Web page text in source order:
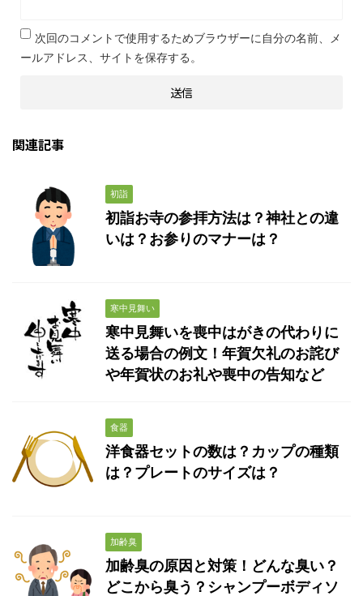
次回のコメントで使用するためブラウザーに自分の名前、メ
ールアドレス、サイトを保存する。
関連記事
初詣
初詣お寺の参拝方法は？神社との違
いは？お参りのマナーは？
寒中見舞い
寒中見舞いを喪中はがきの代わりに
送る場合の例文！年賀欠礼のお詫び
や年賀状のお礼や喪中の告知など
食器
洋食器セットの数は？カップの種類
は？プレートのサイズは？
加齢臭
加齢臭の原因と対策！どんな臭い？
どこから臭う？シャンプーボディソ